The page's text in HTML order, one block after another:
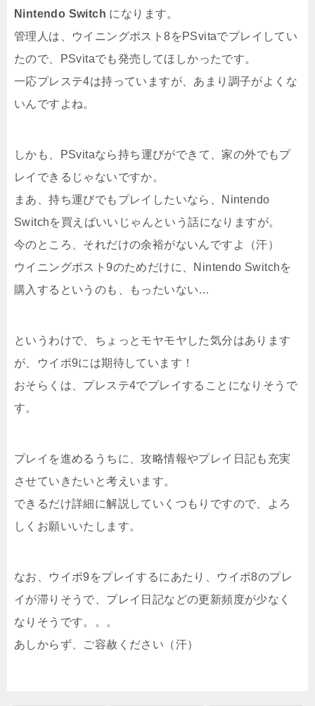
Nintendo Switch になります。
管理人は、ウイニングポスト8をPSvitaでプレイしてい
たので、PSvitaでも発売してほしかったです。
一応プレステ4は持っていますが、あまり調子がよくな
いんですよね。
しかも、PSvitaなら持ち運びができて、家の外でもプ
レイできるじゃないですか。
まあ、持ち運びでもプレイしたいなら、Nintendo
Switchを買えばいいじゃんという話になりますが。
今のところ、それだけの余裕がないんですよ（汗）
ウイニングポスト9のためだけに、Nintendo Switchを
購入するというのも、もったいない…
というわけで、ちょっとモヤモヤした気分はあります
が、ウイポ9には期待しています！
おそらくは、プレステ4でプレイすることになりそうで
す。
プレイを進めるうちに、攻略情報やプレイ日記も充実
させていきたいと考えいます。
できるだけ詳細に解説していくつもりですので、よろ
しくお願いいたします。
なお、ウイポ9をプレイするにあたり、ウイポ8のプレ
イが滞りそうで、プレイ日記などの更新頻度が少なく
なりそうです。。。
あしからず、ご容赦ください（汗）